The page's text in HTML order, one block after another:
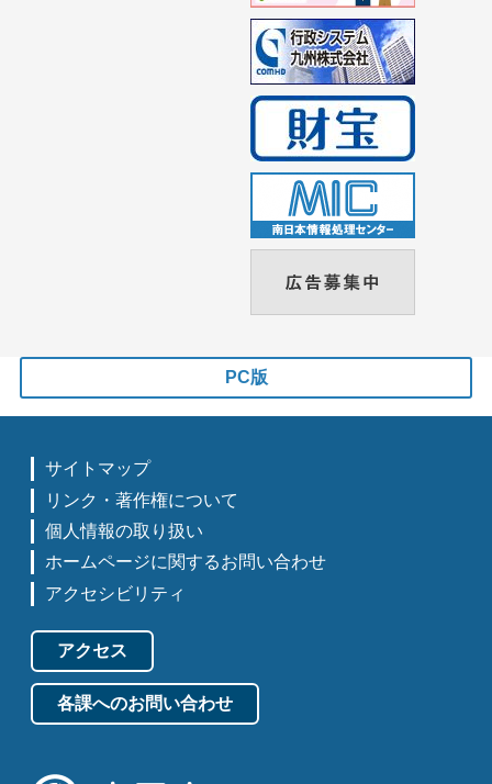
PC版
サイトマップ
リンク・著作権について
個人情報の取り扱い
ホームページに関するお問い合わせ
アクセシビリティ
アクセス
各課へのお問い合わせ